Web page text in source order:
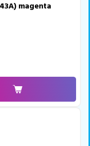
magenta